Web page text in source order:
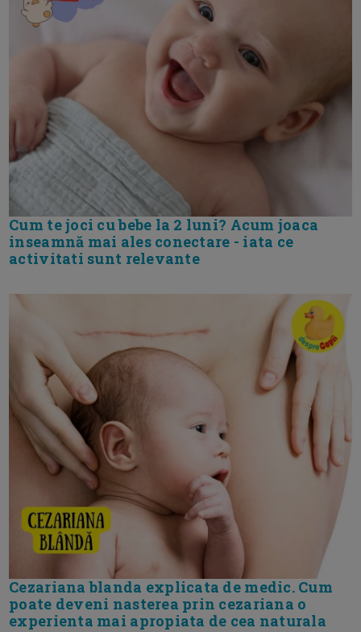
Cum te joci cu bebe la 2 luni? Acum joaca
inseamnă mai ales conectare - iata ce
activitati sunt relevante
Cezariana blanda explicata de medic. Cum
poate deveni nasterea prin cezariana o
experienta mai apropiata de cea naturala